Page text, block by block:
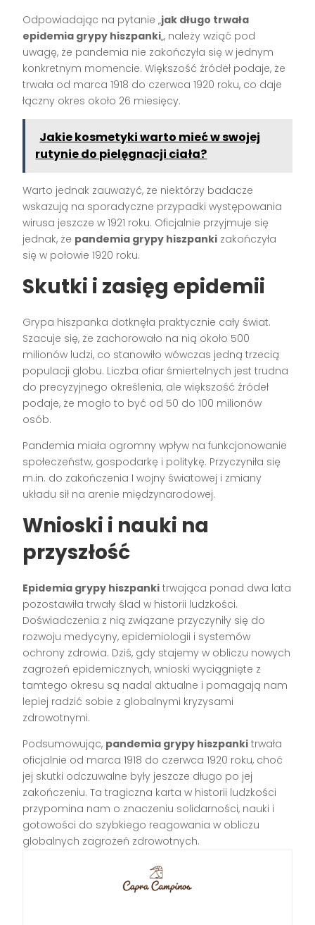
Odpowiadając na pytanie „jak długo trwała
epidemia grypy hiszpanki„, należy wziąć pod
uwagę, że pandemia nie zakończyła się w jednym
konkretnym momencie. Większość źródeł podaje, że
trwała od marca 1918 do czerwca 1920 roku, co daje
łączny okres około 26 miesięcy.
Jakie kosmetyki warto mieć w swojej
rutynie do pielęgnacji ciała?
Warto jednak zauważyć, że niektórzy badacze
wskazują na sporadyczne przypadki występowania
wirusa jeszcze w 1921 roku. Oficjalnie przyjmuje się
jednak, że pandemia grypy hiszpanki zakończyła
się w połowie 1920 roku.
Skutki i zasięg epidemii
Grypa hiszpanka dotknęła praktycznie cały świat.
Szacuje się, że zachorowało na nią około 500
milionów ludzi, co stanowiło wówczas jedną trzecią
populacji globu. Liczba ofiar śmiertelnych jest trudna
do precyzyjnego określenia, ale większość źródeł
podaje, że mogło to być od 50 do 100 milionów
osób.
Pandemia miała ogromny wpływ na funkcjonowanie
społeczeństw, gospodarkę i politykę. Przyczyniła się
m.in. do zakończenia I wojny światowej i zmiany
układu sił na arenie międzynarodowej.
Wnioski i nauki na
przyszłość
Epidemia grypy hiszpanki trwająca ponad dwa lata
pozostawiła trwały ślad w historii ludzkości.
Doświadczenia z nią związane przyczyniły się do
rozwoju medycyny, epidemiologii i systemów
ochrony zdrowia. Dziś, gdy stajemy w obliczu nowych
zagrożeń epidemicznych, wnioski wyciągnięte z
tamtego okresu są nadal aktualne i pomagają nam
lepiej radzić sobie z globalnymi kryzysami
zdrowotnymi.
Podsumowując, pandemia grypy hiszpanki trwała
oficjalnie od marca 1918 do czerwca 1920 roku, choć
jej skutki odczuwalne były jeszcze długo po jej
zakończeniu. Ta tragiczna karta w historii ludzkości
przypomina nam o znaczeniu solidarności, nauki i
gotowości do szybkiego reagowania w obliczu
globalnych zagrożeń zdrowotnych.